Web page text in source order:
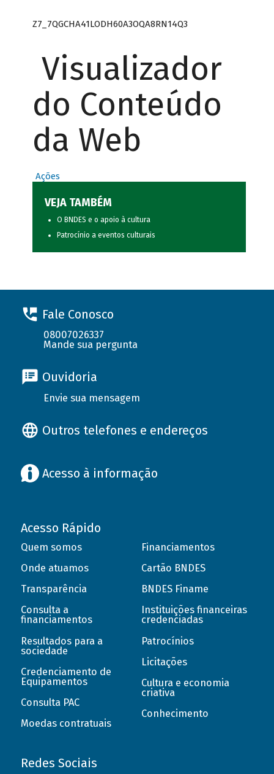
Z7_7QGCHA41LODH60A3OQA8RN14Q3
Visualizador
do Conteúdo
da Web
Ações
VEJA TAMBÉM
O BNDES e o apoio à cultura
Patrocínio a eventos culturais
Fale Conosco
08007026337
Mande sua pergunta
Ouvidoria
Envie sua mensagem
Outros telefones e endereços
Acesso à informação
Acesso Rápido
Quem somos
Onde atuamos
Transparência
Consulta a
financiamentos
Resultados para a
sociedade
Credenciamento de
Equipamentos
Consulta PAC
Moedas contratuais
Financiamentos
Cartão BNDES
BNDES Finame
Instituições financeiras
credenciadas
Patrocínios
Licitações
Cultura e economia
criativa
Conhecimento
Redes Sociais